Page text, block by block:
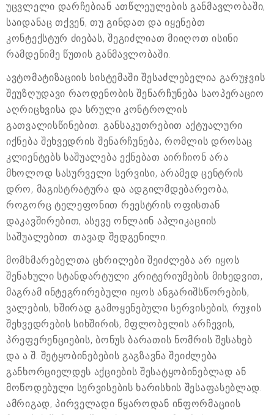
უცვლელი დარჩებიან ათწლეულების განმავლობაში,
საიდანაც თქვენ, თუ გინდათ და იყენებთ
კონტექსტურ ძიებას, შეგიძლიათ მიიღოთ ისინი
რამდენიმე წუთის განმავლობაში.
ავტომატიზაციის სისტემაში შესაძლებელია გარუჯვის
შეუზღუდავი რაოდენობის შენარჩუნება საოპერაციო
აღრიცხვისა და სრული კონტროლის
გათვალისწინებით. განსაკუთრებით აქტუალური
იქნება შეხვედრის შენარჩუნება, რომლის დროსაც
კლიენტებს საშუალება ექნებათ აირჩიონ არა
მხოლოდ სასურველი სერვისი, არამედ ცენტრის
დრო, მაგისტრატურა და ადგილმდებარეობა,
როგორც ტელეფონით რეესტრის ოფისთან
დაკავშირებით, ასევე ონლაინ აპლიკაციის
საშუალებით. თავად შედგენილი.
მომხმარებელთა ცხრილები შეიძლება არ იყოს
შენახული სტანდარტული კრიტერიუმების მიხედვით,
მაგრამ ინტეგრირებული იყოს ანგარიშსწორების,
ვალების, ხშირად გამოყენებული სერვისების, რუჯის
შეხვედრების სიხშირის, მფლობელის არჩევის,
პრეფერენციების, ბონუს ბარათის ნომრის შესახებ
და ა.შ. შეტყობინებების გაგზავნა შეიძლება
განხორციელდეს აქციების შესატყობინებლად ან
მოწოდებული სერვისების ხარისხის შესაფასებლად.
ამრიგად, პირველადი წყაროდან ინფორმაციის